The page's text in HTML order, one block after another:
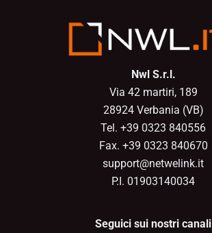
Nwl S.r.l.
Via 42 martiri, 189
28924 Verbania (VB)
Tel. +39 0323 840556
Fax. +39 0323 840670
support@netwelink.it
P.I. 01903140034
Seguici sui nostri canali